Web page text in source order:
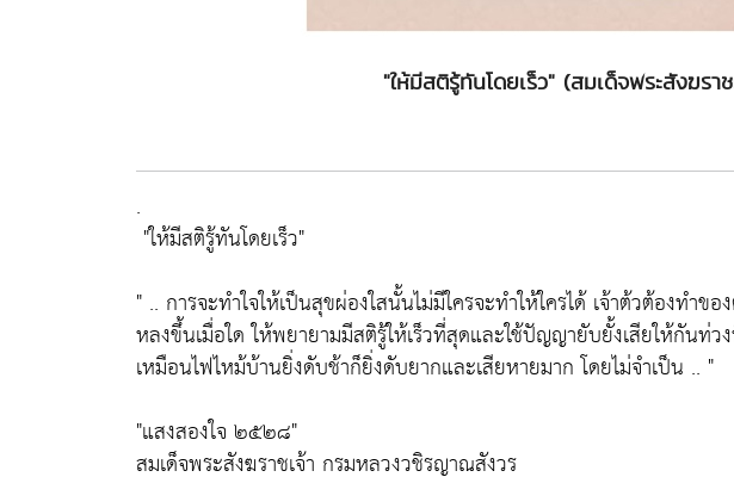
"ให้มีสติรู้ทันโดยเร็ว" (สมเด็จพระสังฆราช
.
"ให้มีสติรู้ทันโดยเร็ว"
" .. การจะทำใจให้เป็นสุขผ่องใสนั้นไม่มีใครจะทำให้ใครได้ เจ้าต้วต้องทำข
หลงขึ้นเมื่อใด ให้พยายามมีสติรู้ให้เร็วที่สุดและใช้ปัญญายับยั้งเสียให้กันท่ว
เหมือนไฟไหม้บ้านยิ่งดับช้าก็ยิ่งดับยากและเสียหายมาก โดยไม่จำเป็น .. "
"แสงสองใจ ๒๕๒๘"
สมเด็จพระสังฆราชเจ้า กรมหลวงวชิรญาณสังวร